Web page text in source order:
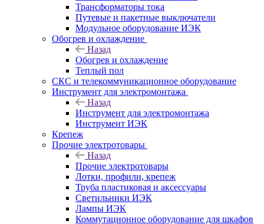
Трансформаторы тока
Путевые и пакетные выключатели
Модульное оборудование ИЭК
Обогрев и охлаждение
Назад
Обогрев и охлаждение
Теплый пол
СКС и телекоммуникационное оборудование
Инструмент для электромонтажа
Назад
Инструмент для электромонтажа
Инструмент ИЭК
Крепеж
Прочие электротовары
Назад
Прочие электротовары
Лотки, профили, крепеж
Труба пластиковая и аксессуары
Светильники ИЭК
Лампы ИЭК
Коммутационное оборудование для шкафов